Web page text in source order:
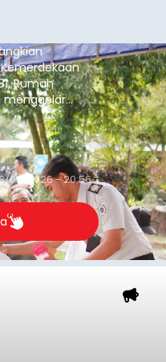
Istri,
pria asal
Selatan,
I Kadek
bernyawa di
korban
dan juga
lantai ke